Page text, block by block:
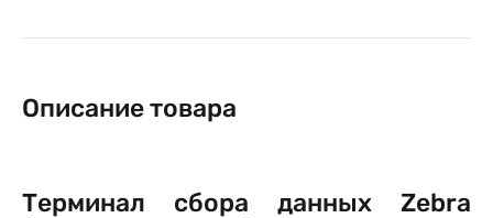
Описание товара
Терминал сбора данных Zebra